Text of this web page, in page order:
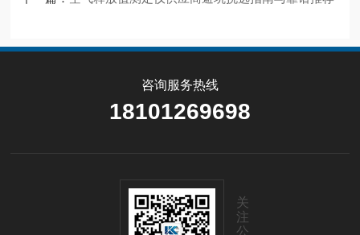
咨询服务热线
18101269698
关
注
公